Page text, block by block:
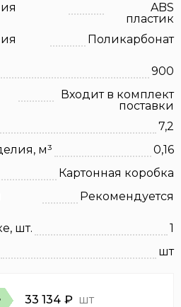
ABS
пластик
Поликарбонат
900
Входит в комплект
поставки
7,2
м³
0,16
Картонная коробка
Рекомендуется
шт.
1
шт
33 134 ₽ шт